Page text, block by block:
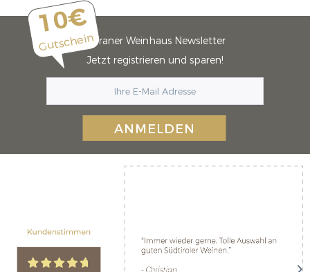
10€
GutscheinMeraner Weinhaus Newsletter
Jetzt registrieren und sparen!
ANMELDEN